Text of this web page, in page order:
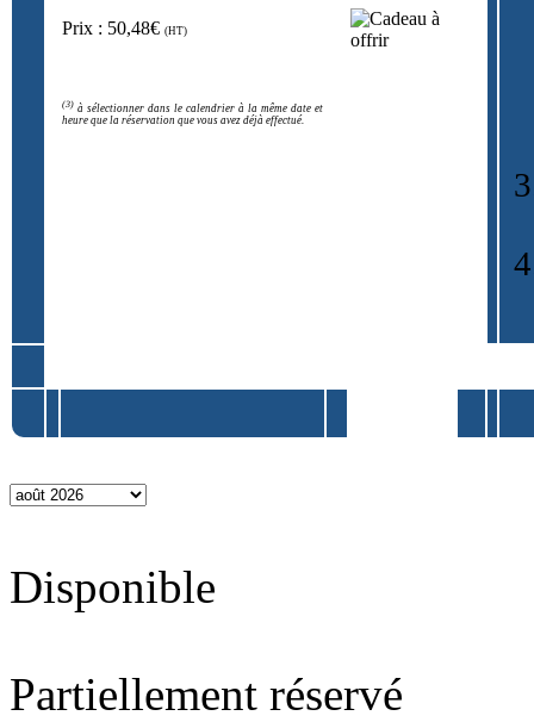
Prix : 50,48€ (HT)
(3) à sélectionner dans le calendrier à la même date et
heure que la réservation que vous avez déjà effectué.
Disponible
Partiellement réservé